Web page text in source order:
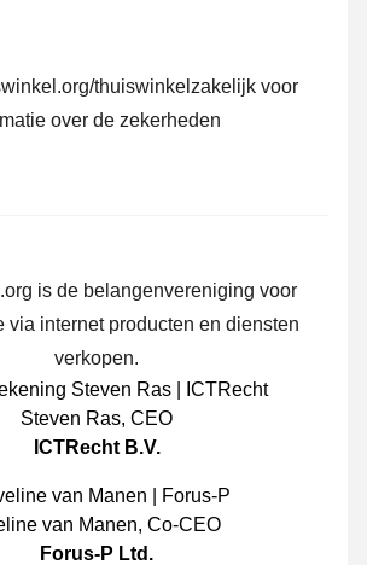
thuiswinkelzakelijk voor
over de zekerheden
is de belangenvereniging voor
via internet producten en diensten
verkopen.
Steven Ras, CEO
ICTRecht B.V.
van Manen, Co-CEO
Forus-P Ltd.